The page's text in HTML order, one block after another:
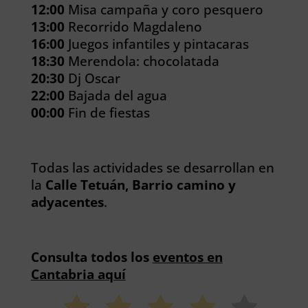
12:00 Misa campaña y coro pesquero
13:00 Recorrido Magdaleno
16:00 Juegos infantiles y pintacaras
18:30 Merendola: chocolatada
20:30 Dj Oscar
22:00 Bajada del agua
00:00 Fin de fiestas
Todas las actividades se desarrollan en
la Calle Tetuán, Barrio camino y
adyacentes.
Consulta todos los eventos en
Cantabria aquí